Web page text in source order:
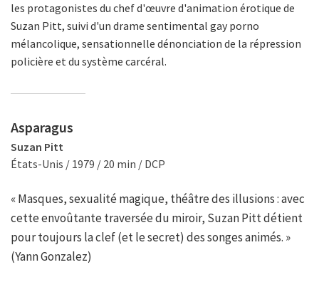
les protagonistes du chef d'œuvre d'animation érotique de
Suzan Pitt, suivi d'un drame sentimental gay porno
mélancolique, sensationnelle dénonciation de la répression
policière et du système carcéral.
Asparagus
Suzan Pitt
États-Unis / 1979 / 20 min / DCP
« Masques, sexualité magique, théâtre des illusions : avec
cette envoûtante traversée du miroir, Suzan Pitt détient
pour toujours la clef (et le secret) des songes animés. »
(Yann Gonzalez)